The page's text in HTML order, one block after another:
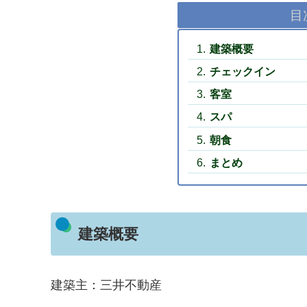
目
建築概要
チェックイン
客室
スパ
朝食
まとめ
建築概要
建築主：三井不動産